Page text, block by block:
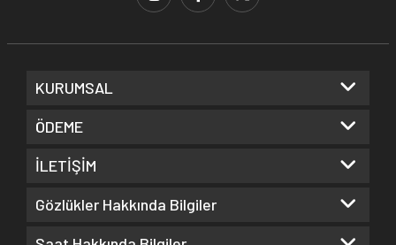
KURUMSAL
ÖDEME
İLETİŞİM
Gözlükler Hakkında Bilgiler